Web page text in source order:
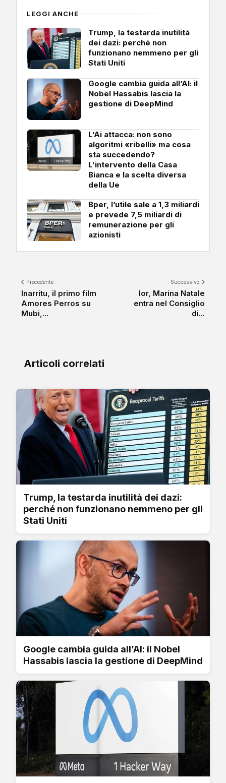
LEGGI ANCHE
Trump, la testarda inutilità
dei dazi: perché non
funzionano nemmeno per gli
Stati Uniti
Google cambia guida all’AI: il
Nobel Hassabis lascia la
gestione di DeepMind
L’Ai attacca: non sono
algoritmi «ribelli» ma cosa
sta succedendo?
L’intervento della Casa
Bianca e la scelta diversa
della Ue
Bper, l’utile sale a 1,3 miliardi
e prevede 7,5 miliardi di
remunerazione per gli
azionisti
Precedente
Inarritu, il primo film
Amores Perros su
Mubi,...
Successivo
Ior, Marina Natale
entra nel Consiglio
di...
Articoli correlati
Trump, la testarda inutilità dei dazi:
perché non funzionano nemmeno per gli
Stati Uniti
Google cambia guida all’AI: il Nobel
Hassabis lascia la gestione di DeepMind